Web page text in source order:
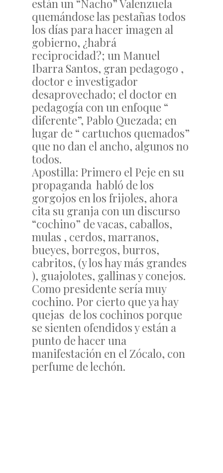
están un “Nacho” Valenzuela
quemándose las pestañas todos
los días para hacer imagen al
gobierno, ¿habrá
reciprocidad?; un Manuel
Ibarra Santos, gran pedagogo ,
doctor e investigador
desaprovechado; el doctor en
pedagogía con un enfoque “
diferente”, Pablo Quezada; en
lugar de “ cartuchos quemados”
que no dan el ancho, algunos no
todos.
Apostilla: Primero el Peje en su
propaganda habló de los
gorgojos en los frijoles, ahora
cita su granja con un discurso
“cochino” de vacas, caballos,
mulas , cerdos, marranos,
bueyes, borregos, burros,
cabritos, (y los hay más grandes
), guajolotes, gallinas y conejos.
Como presidente sería muy
cochino. Por cierto que ya hay
quejas de los cochinos porque
se sienten ofendidos y están a
punto de hacer una
manifestación en el Zócalo, con
perfume de lechón.